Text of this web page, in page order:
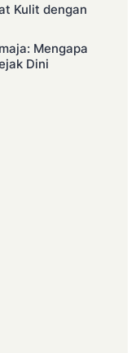
Kulit dengan
Mengapa
Dini